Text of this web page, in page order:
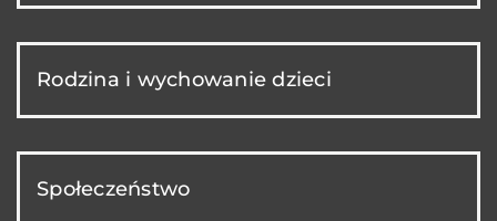
Rodzina i wychowanie dzieci
Społeczeństwo